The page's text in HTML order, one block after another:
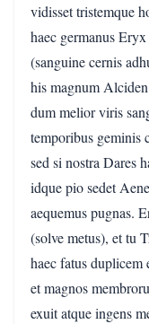
vidisset tristemque
haec germanus
(sanguine cernis
his magnum
dum melior viris
temporibus geminis
sed si nostra Dares
idque pio sedet
aequemus pugnas.
(solve metus), et tu
haec fatus duplicem
et magnos
exuit atque ingens